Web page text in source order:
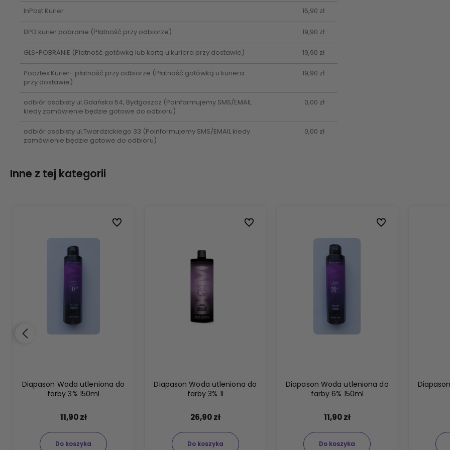
InPost Kurier 15,90 zł
DPD kurier pobranie (Płatność przy odbiorze) 19,90 zł
GLS-POBRANIE (Płatność gotówką lub kartą u kuriera przy dostawie) 19,90 zł
Pocztex Kurier- płatność przy odbiorze (Płatność gotówką u kuriera
przy dostawie)
19,90 zł
odbiór osobisty ul.Gdańska 54, Bydgoszcz (Poinformujemy SMS/EMAIL
kiedy zamówienie będzie gotowe do odbioru)
0,00 zł
odbiór osobisty ul.Twardzickiego 33 (Poinformujemy SMS/EMAIL kiedy
zamówienie będzie gotowe do odbioru)
0,00 zł
Inne z tej kategorii
Diapason Woda utleniona do
farby 3% 150ml
11,90 zł
Do koszyka
Do ulubionych
Do ulubionych
Diapason Woda utleniona do
farby 3% 1l
26,90 zł
Do koszyka
Do ulubionych
Do ulubionych
Diapason Woda utleniona do
farby 6% 150ml
11,90 zł
Do koszyka
Do ulubionych
Do ulubionych